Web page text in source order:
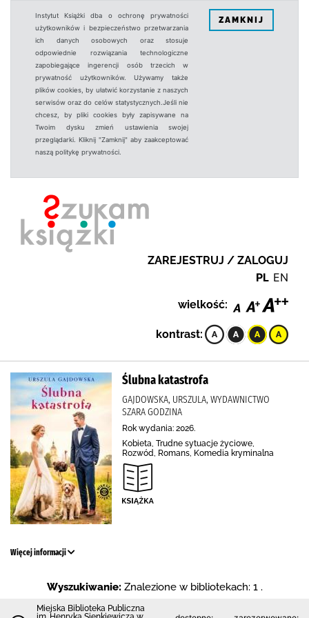
Instytut Książki dba o ochronę prywatności
użytkowników i bezpieczeństwo przetwarzania
ich danych osobowych oraz stosuje
odpowiednie rozwiązania technologiczne
zapobiegające ingerencji osób trzecich w
prywatność użytkowników. Używamy także
plików cookies, by ułatwić korzystanie z naszych
serwisów oraz do celów statystycznych.Jeśli nie
chcesz, by pliki cookies były zapisywane na
Twoim dysku zmień ustawienia swojej
przeglądarki. Kliknij "Zamknij" aby zaakceptować
naszą politykę prywatności.
ZAMKNIJ
ZAREJESTRUJ / ZALOGUJ
PL EN
wielkość:
kontrast:
Ślubna katastrofa
GAJDOWSKA, URSZULA, WYDAWNICTWO
SZARA GODZINA
Rok wydania: 2026.
Kobieta, Trudne sytuacje życiowe,
Rozwód, Romans, Komedia kryminalna
Więcej informacji
Wyszukiwanie: Znalezione w bibliotekach: 1 .
Miejska Biblioteka Publiczna